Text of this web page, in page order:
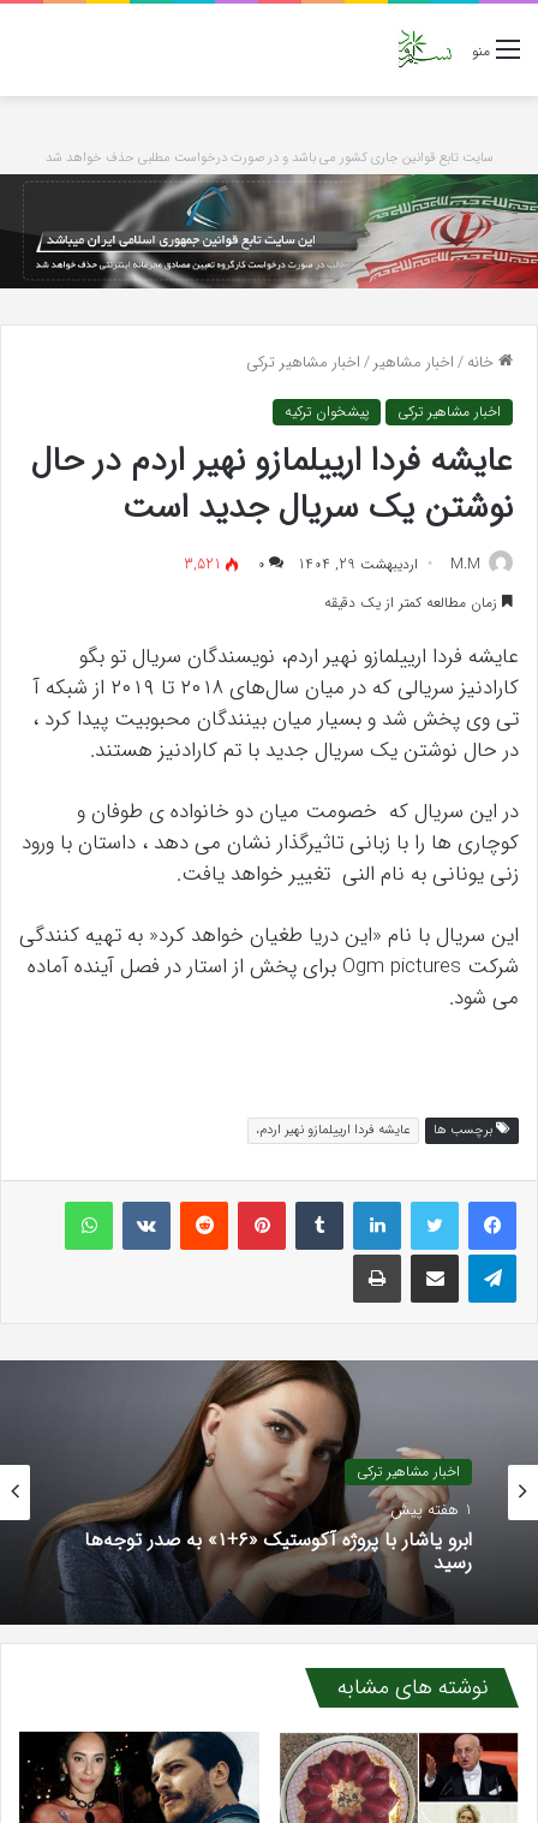
منو
سایت تابع قوانین جاری کشور می باشد و در صورت درخواست مطلبی حذف خواهد شد
خانه/اخبار مشاهیر/اخبار مشاهیر ترکی
اخبار مشاهیر ترکی پیشخوان ترکیه
عایشه فردا ارییلمازو نهیر اردم در حال
نوشتن یک سریال جدید است
M.M اردیبهشت 29, 1404 ۰
3,521
زمان مطالعه کمتر از یک دقیقه
عایشه فردا ارییلمازو نهیر اردم، نویسندگان سریال تو بگو
کارادنیز سریالی که در میان سال‌های ۲۰۱۸ تا ۲۰۱۹ از شبکه آ
تی وی پخش شد و بسیار میان بینندگان محبوبیت پیدا کرد ،
در حال نوشتن یک سریال جدید با تم کارادنیز هستند.
در این سریال که خصومت میان دو خانواده ی طوفان و
کوچاری ها را با زبانی تاثیرگذار نشان می دهد ، داستان با ورود
زنی یونانی به نام النی تغییر خواهد یافت.
این سریال با نام «این دریا طغیان خواهد کرد« به تهیه کنندگی
شرکت Ogm pictures برای پخش از استار در فصل آینده آماده
می شود.
برچسب ها عایشه فردا ارییلمازو نهیر اردم،
لینکداینتامبلر پینتریستReddit
VKontakteواتس آپ
تلگرام اشتراک گذاری با ایمیل چاپ
اخبار مشاهیر ترکی
1 هفته پیش
ابرو یاشار با پروژه آکوستیک «۶+۱» به صدر توجه‌ها
رسید
نوشته های مشابه